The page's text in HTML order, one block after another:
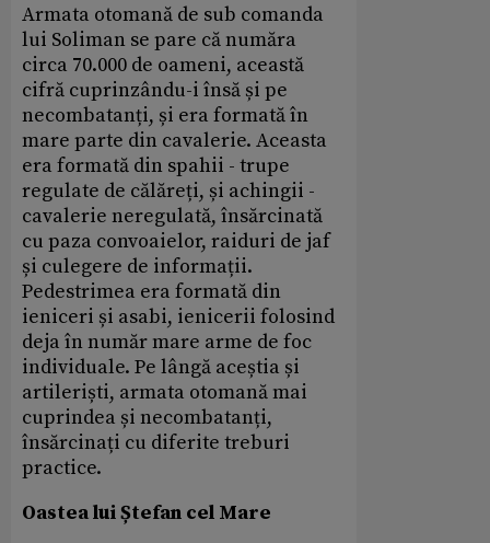
Armata otomană de sub comanda
lui Soliman se pare că număra
circa 70.000 de oameni, această
cifră cuprinzându-i însă și pe
necombatanți, și era formată în
mare parte din cavalerie. Aceasta
era formată din spahii - trupe
regulate de călăreți, și achingii -
cavalerie neregulată, însărcinată
cu paza convoaielor, raiduri de jaf
și culegere de informații.
Pedestrimea era formată din
ieniceri și asabi, ienicerii folosind
deja în număr mare arme de foc
individuale. Pe lângă aceștia și
artileriști, armata otomană mai
cuprindea și necombatanți,
însărcinați cu diferite treburi
practice.
Oastea lui Ștefan cel Mare